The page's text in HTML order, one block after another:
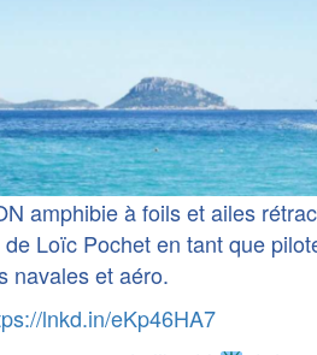
amphibie à foils et ailes
Loïc Pochet en tant que
navales et aéro.
lnkd.in/eKp46HA7